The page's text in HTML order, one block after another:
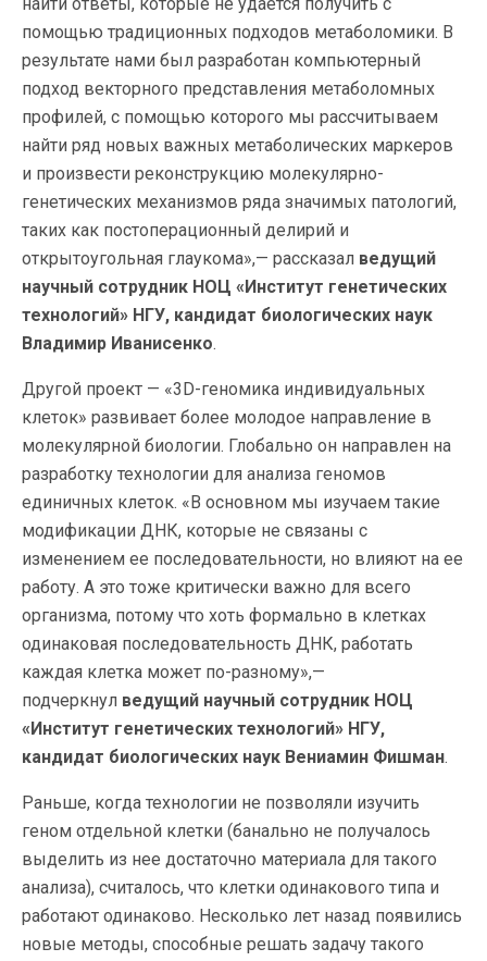
помощью традиционных подходов метаболомики. В
результате нами был разработан компьютерный
подход векторного представления метаболомных
профилей, с помощью которого мы рассчитываем
найти ряд новых важных метаболических маркеров
и произвести реконструкцию молекулярно-
генетических механизмов ряда значимых патологий,
таких как постоперационный делирий и
открытоугольная глаукома»,— рассказал ведущий
научный сотрудник НОЦ «Институт генетических
технологий» НГУ, кандидат биологических наук
Владимир Иванисенко.
Другой проект — «3D-геномика индивидуальных
клеток» развивает более молодое направление в
молекулярной биологии. Глобально он направлен на
разработку технологии для анализа геномов
единичных клеток. «В основном мы изучаем такие
модификации ДНК, которые не связаны с
изменением ее последовательности, но влияют на ее
работу. А это тоже критически важно для всего
организма, потому что хоть формально в клетках
одинаковая последовательность ДНК, работать
каждая клетка может по-разному»,—
подчеркнул ведущий научный сотрудник НОЦ
«Институт генетических технологий» НГУ,
кандидат биологических наук Вениамин Фишман.
Раньше, когда технологии не позволяли изучить
геном отдельной клетки (банально не получалось
выделить из нее достаточно материала для такого
анализа), считалось, что клетки одинакового типа и
работают одинаково. Несколько лет назад появились
новые методы, способные решать задачу такого